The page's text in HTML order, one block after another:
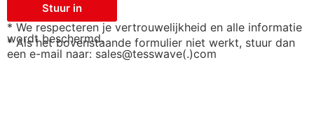
Stuur in
* We respecteren je vertrouwelijkheid en alle informatie
wordt beschermd.
* Als het bovenstaande formulier niet werkt, stuur dan
een e-mail naar: sales@tesswave(.)com